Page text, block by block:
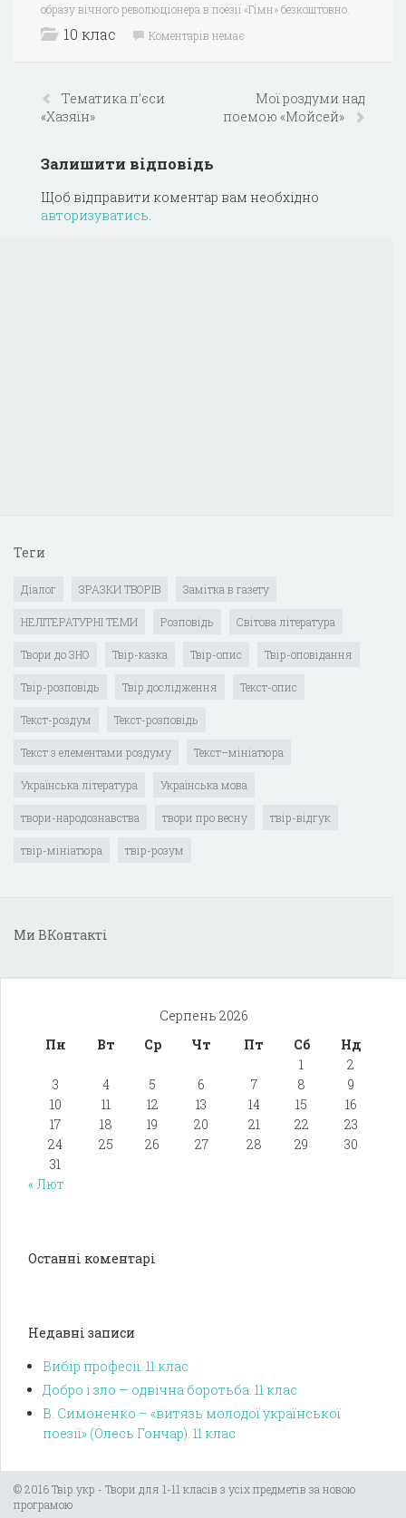
образу вічного революціонера в поезії «Гімн» безкоштовно.
10 клас Коментарів немає
Тематика п’єси
«Хазяїн»
Мої роздуми над
поемою «Мойсей»
Залишити відповідь
Щоб відправити коментар вам необхідно
авторизуватись.
Теги
Діалог ЗРАЗКИ ТВОРІВ Замітка в газету
НЕЛІТЕРАТУРНІ ТЕМИ Розповідь Світова література
Твори до ЗНО Твір-казка Твір-опис Твір-оповідання
Твір-розповідь Твір дослідження Текст-опис
Текст-роздум Текст-розповідь
Текст з елементами роздуму Текст–мініатюра
Українська література Українська мова
твори-народознавства твори про весну твір-відгук
твір-мініатюра твір-розум
Ми ВКонтакті
Серпень 2026
Пн
Вт Ср Чт Пт Сб
Нд
1
2
3
4 5 6 7 8
9
10
11 12 13 14 15
16
17
18 19 20 21 22
23
24
25 26 27 28 29
30
31
« Лют
Останні коментарі
Недавні записи
Вибір професії. 11 клас
Добро і зло — одвічна боротьба. 11 клас
В. Симоненко – «витязь молодої української
поезії» (Олесь Гончар). 11 клас
© 2016 Твір.укр - Твори для 1-11 класів з усіх предметів за новою
програмою